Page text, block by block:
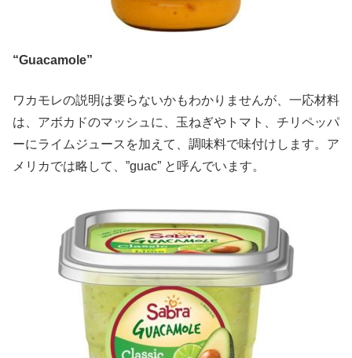
“Guacamole”
ワカモレの説明は要らないかもわかりませんが、一応材料
は、アボカドのマッシュに、玉ねぎやトマト、チリペッパ
ーにライムジュースを加えて、調味料で味付けします。ア
メリカでは略して、”guac” と呼んでいます。